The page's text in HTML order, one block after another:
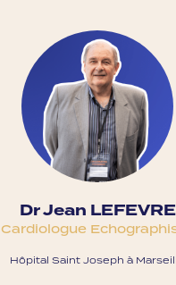
Dr Jean LEFEVRE
Cardiologue
Hôpital Saint Joseph à